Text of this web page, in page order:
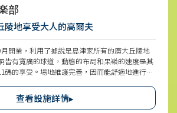
部
陵地享受大人的高爾夫
月開業，利用了據說是島津家所有的廣大丘陵地
皆有寬廣的球道，動態的布局和果嶺的速度是其
碼的享受。場地維護完善，因而能舒適地進行比
查看設施詳情▸